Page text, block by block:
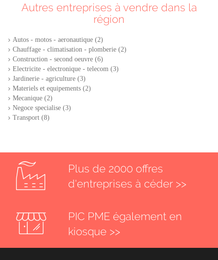
Autres entreprises à vendre dans la
région
Autos - motos - aeronautique (2)
Chauffage - climatisation - plomberie (2)
Construction - second oeuvre (6)
Electricite - electronique - telecom (3)
Jardinerie - agriculture (3)
Materiels et equipements (2)
Mecanique (2)
Negoce specialise (3)
Transport (8)
Plus de 2000 offres
d'entreprises à céder >>
PIC PME également en
kiosque >>